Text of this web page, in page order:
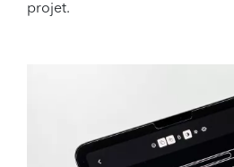
projet.